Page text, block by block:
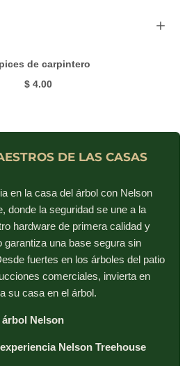
de carpintero
$ 4.00
DE LAS CASAS
en la casa del árbol con Nelson
donde la seguridad se une a la
hardware de primera calidad y
garantiza una base segura sin
fuertes en los árboles del patio
comerciales, invierta en
su casa en el árbol.
Nelson
Nelson Treehouse